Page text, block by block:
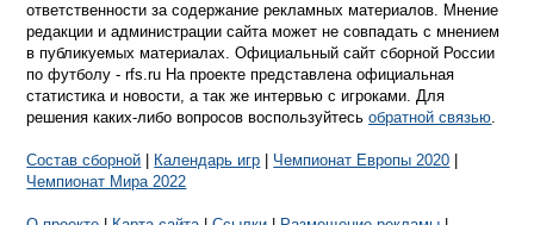
ответственности за содержание рекламных материалов. Мнение
редакции и администрации сайта может не совпадать с мнением
в публикуемых материалах. Официальный сайт сборной России
по футболу - rfs.ru На проекте представлена официальная
статистика и новости, а так же интервью с игроками. Для
решения каких-либо вопросов воспользуйтесьобратной связью.
Состав сборной Календарь игр Чемпионат Европы 2020
Чемпионат Мира 2022